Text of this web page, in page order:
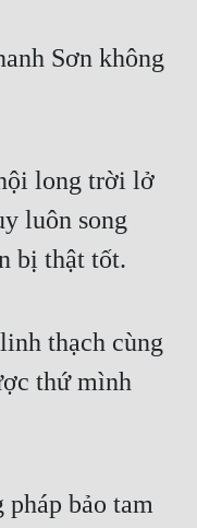
Sơn không
long trời lở
luôn song
bị thật tốt.
thạch cùng
thứ mình
bảo tam